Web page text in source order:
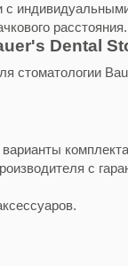
расстояния.
Dental
стоматологии
с